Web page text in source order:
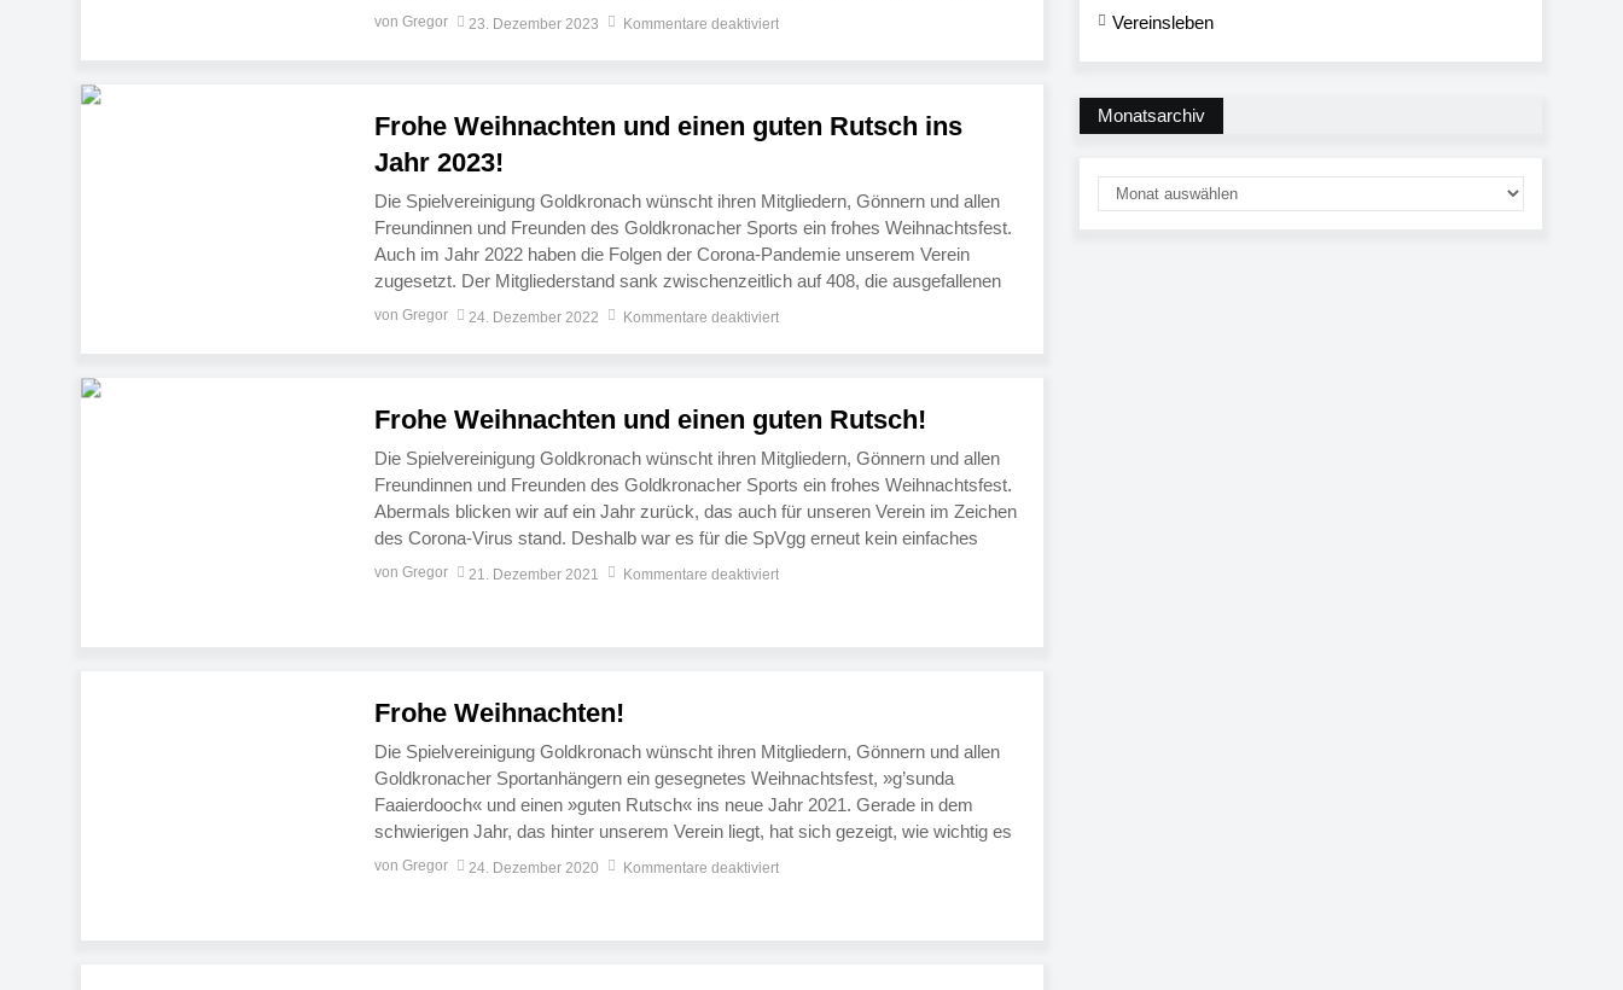
der Fußball-Kreisliga und den damit verbundenen Aufstieg in die Bezirksliga. Seit
von Gregor 23. Dezember 2023 Kommentare deaktiviert
Frohe Weihnachten und einen guten Rutsch ins
Jahr 2023!
Die Spielvereinigung Goldkronach wünscht ihren Mitgliedern, Gönnern und allen
Freundinnen und Freunden des Goldkronacher Sports ein frohes Weihnachtsfest.
Auch im Jahr 2022 haben die Folgen der Corona-Pandemie unserem Verein
zugesetzt. Der Mitgliederstand sank zwischenzeitlich auf 408, die ausgefallenen
Veranstaltungen drückten den Umsatz im Sportheim nach unten, wie die
von Gregor 24. Dezember 2022 Kommentare deaktiviert
Frohe Weihnachten und einen guten Rutsch!
Die Spielvereinigung Goldkronach wünscht ihren Mitgliedern, Gönnern und allen
Freundinnen und Freunden des Goldkronacher Sports ein frohes Weihnachtsfest.
Abermals blicken wir auf ein Jahr zurück, das auch für unseren Verein im Zeichen
des Corona-Virus stand. Deshalb war es für die SpVgg erneut kein einfaches
Jahr, gerade, was unsere „Indoor“-Sportabteilungen betrifft. Immerhin konnten
von Gregor 21. Dezember 2021 Kommentare deaktiviert
Frohe Weihnachten!
Die Spielvereinigung Goldkronach wünscht ihren Mitgliedern, Gönnern und allen
Goldkronacher Sportanhängern ein gesegnetes Weihnachtsfest, »g’sunda
Faaierdooch« und einen »guten Rutsch« ins neue Jahr 2021. Gerade in dem
schwierigen Jahr, das hinter unserem Verein liegt, hat sich gezeigt, wie wichtig es
ist, dass die Spielvereinigung auf ihre Freundinnen und Freunde zählen kann.
von Gregor 24. Dezember 2020 Kommentare deaktiviert
Vereinsleben
Monatsarchiv